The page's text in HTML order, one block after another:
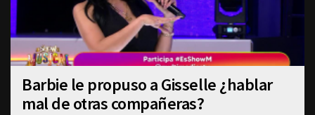
Barbie le propuso a Gisselle ¿hablar
mal de otras compañeras?